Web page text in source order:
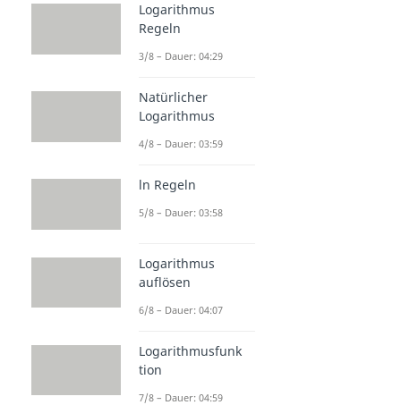
Logarithmus
Regeln
3/8 – Dauer: 04:29
Natürlicher
Logarithmus
4/8 – Dauer: 03:59
ln Regeln
5/8 – Dauer: 03:58
Logarithmus
auflösen
6/8 – Dauer: 04:07
Logarithmusfunk
tion
7/8 – Dauer: 04:59